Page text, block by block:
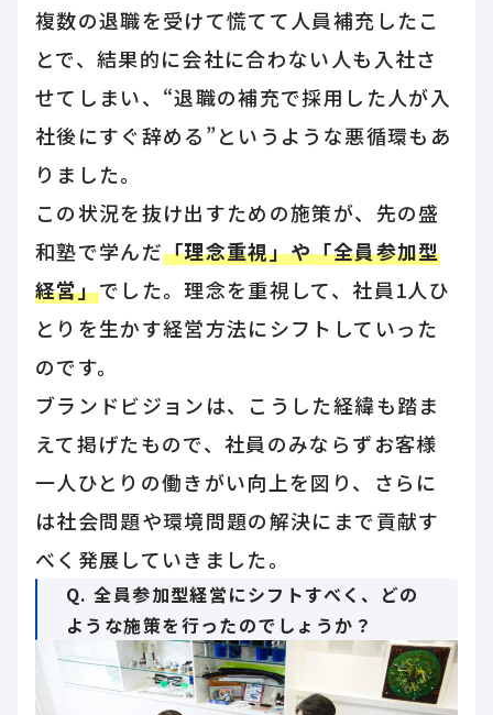
複数の退職を受けて慌てて人員補充したこ
とで、結果的に会社に合わない人も入社さ
せてしまい、“退職の補充で採用した人が入
社後にすぐ辞める”というような悪循環もあ
りました。
この状況を抜け出すための施策が、先の盛
和塾で学んだ「理念重視」や「全員参加型
経営」でした。理念を重視して、社員1人ひ
とりを生かす経営方法にシフトしていった
のです。
ブランドビジョンは、こうした経緯も踏ま
えて掲げたもので、社員のみならずお客様
一人ひとりの働きがい向上を図り、さらに
は社会問題や環境問題の解決にまで貢献す
べく発展していきました。
Q. 全員参加型経営にシフトすべく、どの
ような施策を行ったのでしょうか？